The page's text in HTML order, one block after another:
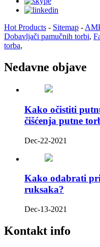
Hot Products - Sitemap -
Dobavljači pamučnih torbi,
torba,
Nedavne objave
Kako očistiti
čišćenja putne
Dec-22-2021
Kako odabrati
ruksaka?
Dec-13-2021
Kontakt info